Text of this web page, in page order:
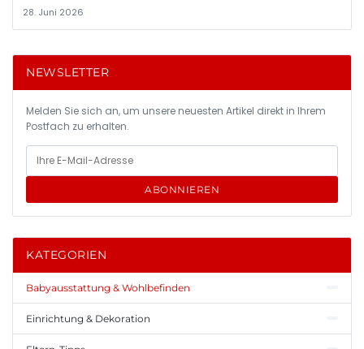
28. Juni 2026
NEWSLETTER
Melden Sie sich an, um unsere neuesten Artikel direkt in Ihrem
Postfach zu erhalten.
ABONNIEREN
KATEGORIEN
Babyausstattung & Wohlbefinden
Einrichtung & Dekoration